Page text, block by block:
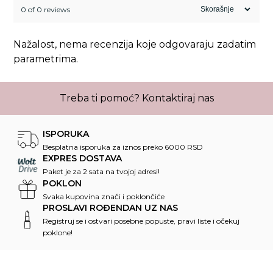
0 of 0 reviews
Nažalost, nema recenzija koje odgovaraju zadatim
parametrima.
Treba ti pomoć? Kontaktiraj nas
ISPORUKA
Besplatna isporuka za iznos preko 6000 RSD
EXPRES DOSTAVA
Paket je za 2 sata na tvojoj adresi!
POKLON
Svaka kupovina znači i poklončiće
PROSLAVI ROĐENDAN UZ NAS
Registruj se i ostvari posebne popuste, pravi liste i očekuj
poklone!